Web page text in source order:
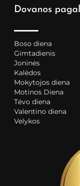
Dovanos
Boso diena
Gimtadienis
Joninės
Kalėdos
Mokytojos diena
Motinos Diena
Tėvo diena
Valentino diena
Velykos